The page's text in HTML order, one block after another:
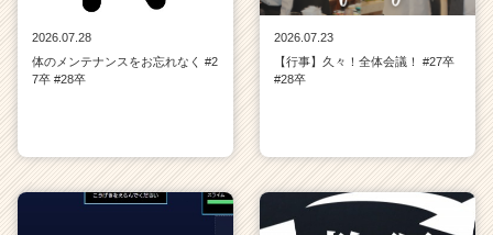
2026.07.28
体のメンテナンスをお忘れなく #2
7卒 #28卒
2026.07.23
【行事】久々！全体会議！ #27卒
#28卒